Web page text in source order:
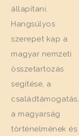
állapítani.
Hangsúlyos
szerepet kap a
magyar nemzeti
összetartozás
segítése, a
családtámogatás,
a magyarság
történelmének és